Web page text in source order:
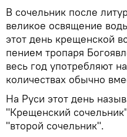
В сочельник после
великое освящение
этот день крещенской
пением тропаря
весь год употребляют
количествах обычно
На Руси этот день
"Крещенский
"второй сочельник".